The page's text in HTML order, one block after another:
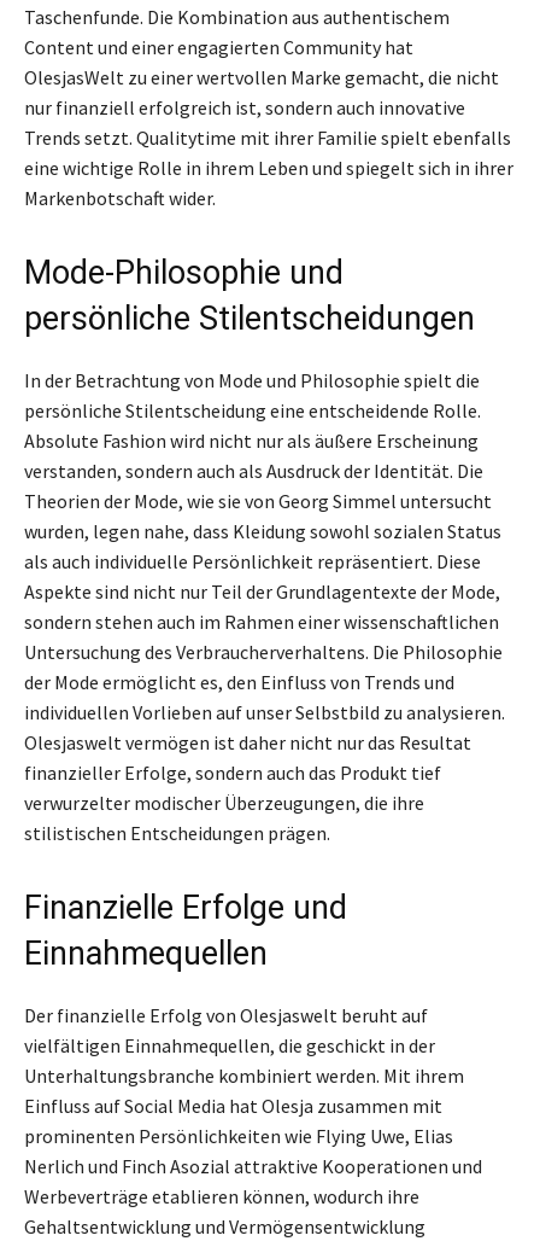
Taschenfunde. Die Kombination aus authentischem
Content und einer engagierten Community hat
OlesjasWelt zu einer wertvollen Marke gemacht, die nicht
nur finanziell erfolgreich ist, sondern auch innovative
Trends setzt. Qualitytime mit ihrer Familie spielt ebenfalls
eine wichtige Rolle in ihrem Leben und spiegelt sich in ihrer
Markenbotschaft wider.
Mode-Philosophie und
persönliche Stilentscheidungen
In der Betrachtung von Mode und Philosophie spielt die
persönliche Stilentscheidung eine entscheidende Rolle.
Absolute Fashion wird nicht nur als äußere Erscheinung
verstanden, sondern auch als Ausdruck der Identität. Die
Theorien der Mode, wie sie von Georg Simmel untersucht
wurden, legen nahe, dass Kleidung sowohl sozialen Status
als auch individuelle Persönlichkeit repräsentiert. Diese
Aspekte sind nicht nur Teil der Grundlagentexte der Mode,
sondern stehen auch im Rahmen einer wissenschaftlichen
Untersuchung des Verbraucherverhaltens. Die Philosophie
der Mode ermöglicht es, den Einfluss von Trends und
individuellen Vorlieben auf unser Selbstbild zu analysieren.
Olesjaswelt vermögen ist daher nicht nur das Resultat
finanzieller Erfolge, sondern auch das Produkt tief
verwurzelter modischer Überzeugungen, die ihre
stilistischen Entscheidungen prägen.
Finanzielle Erfolge und
Einnahmequellen
Der finanzielle Erfolg von Olesjaswelt beruht auf
vielfältigen Einnahmequellen, die geschickt in der
Unterhaltungsbranche kombiniert werden. Mit ihrem
Einfluss auf Social Media hat Olesja zusammen mit
prominenten Persönlichkeiten wie Flying Uwe, Elias
Nerlich und Finch Asozial attraktive Kooperationen und
Werbeverträge etablieren können, wodurch ihre
Gehaltsentwicklung und Vermögensentwicklung